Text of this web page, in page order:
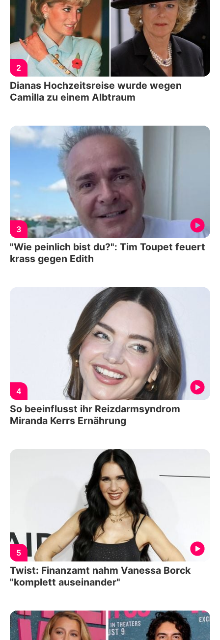
2
Dianas Hochzeitsreise wurde wegen
Camilla zu einem Albtraum
3
"Wie peinlich bist du?": Tim Toupet feuert
krass gegen Edith
4
So beeinflusst ihr Reizdarmsyndrom
Miranda Kerrs Ernährung
5
Twist: Finanzamt nahm Vanessa Borck
"komplett auseinander"